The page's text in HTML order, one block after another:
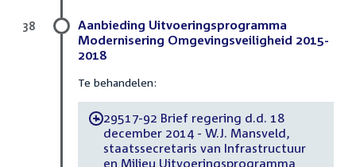
Aanbieding Uitvoeringsprogramma
Modernisering Omgevingsveiligheid 2015-
2018
Te behandelen:
-29517-92 Brief regering d.d. 18
december 2014 - W.J. Mansveld,
staatssecretaris van Infrastructuur
en Milieu Uitvoeringsprogramma
38